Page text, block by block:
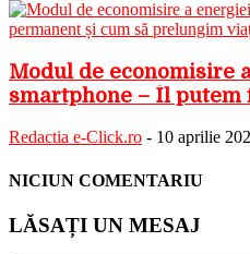
Modul de economisire
smartphone – Îl putem
Redactia e-Click.ro - 10 aprilie
NICIUN COMENTARIU
LĂSAȚI UN MESAJ